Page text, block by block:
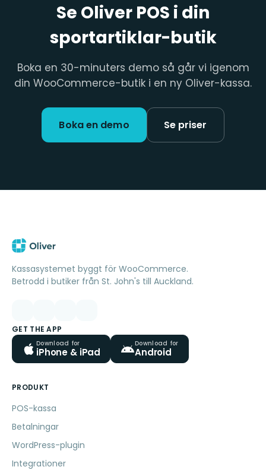
Se Oliver POS i din
sportartiklar-butik
Boka en 30-minuters demo så går vi igenom
din WooCommerce-butik i en ny Oliver-kassa.
Boka en demo Se priser
Kassasystemet byggt för WooCommerce.
Betrodd i butiker från St. John's till Auckland.
GET THE APP
Download for
iPhone & iPad
Download for
Android
PRODUKT
POS-kassa
Betalningar
WordPress-plugin
Integrationer